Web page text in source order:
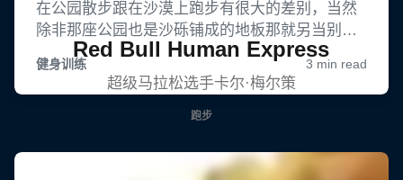
Red Bull Human Express
超级马拉松选手卡尔·梅尔策
跑步